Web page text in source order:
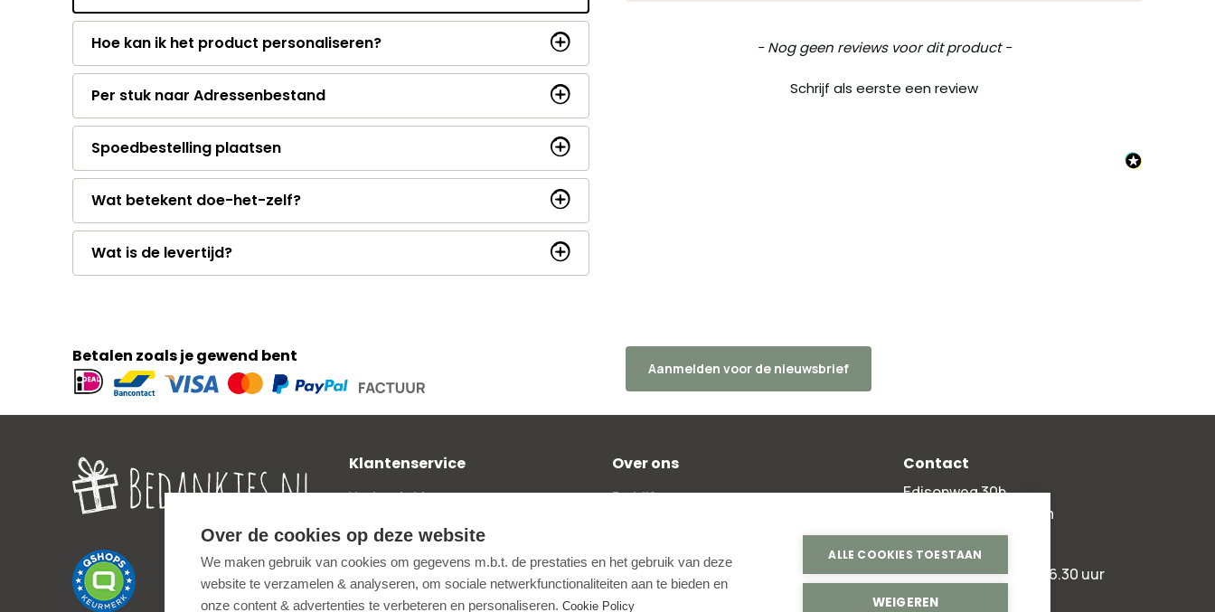
Hoe kan ik het product personaliseren?
Per stuk naar Adressenbestand
Spoedbestelling plaatsen
Wat betekent doe-het-zelf?
Wat is de levertijd?
- Nog geen reviews voor dit product -
Schrijf als eerste een review
New content loaded
Betalen zoals je gewend bent
Geaccepteerde
betaalmethoden
Aanmelden voor de nieuwsbrief
Klantenservice
Veelgestelde vragen
Zakelijk bestellen
Privacy policy
Uitleg ontwerptool
Over ons
Bedrijfsgegevens
Contactpagina
Aanmelden nieuwsbrief
Contact
Edisonweg 30b
2952 AD Alblasserdam
+31 78 204 90 50
ma t/m vr 8.00 - 16.30 uur
Over de cookies op deze website
We maken gebruik van cookies om gegevens m.b.t. de prestaties en het gebruik van deze
website te verzamelen & analyseren, om sociale netwerkfunctionaliteiten aan te bieden en
onze content & advertenties te verbeteren en personaliseren. Cookie Policy
ALLE COOKIES TOESTAAN
WEIGEREN